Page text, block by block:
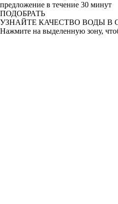
предложение в течение 30 минут
ПОДОБРАТЬ
УЗНАЙТЕ КАЧЕСТВО ВОДЫ В
Нажмите на выделенную зону,